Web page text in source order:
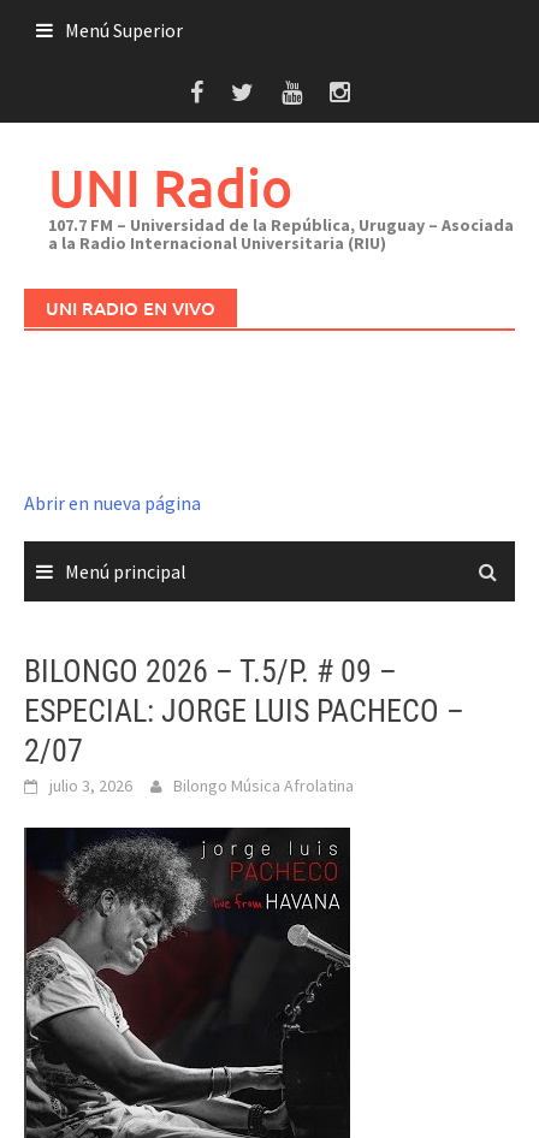
Menú Superior
UNI Radio
107.7 FM – Universidad de la República, Uruguay – Asociada
a la Radio Internacional Universitaria (RIU)
UNI RADIO EN VIVO
Abrir en nueva página
Menú principal
BILONGO 2026 – T.5/P. # 09 –
ESPECIAL: JORGE LUIS PACHECO –
2/07
julio 3, 2026 Bilongo Música Afrolatina